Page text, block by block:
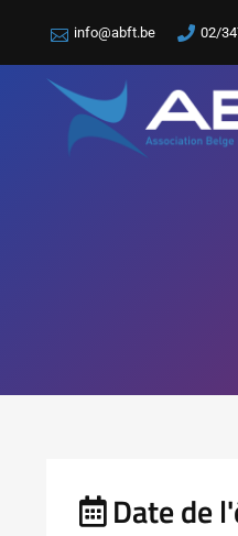
info@abft.be 02/
Date de